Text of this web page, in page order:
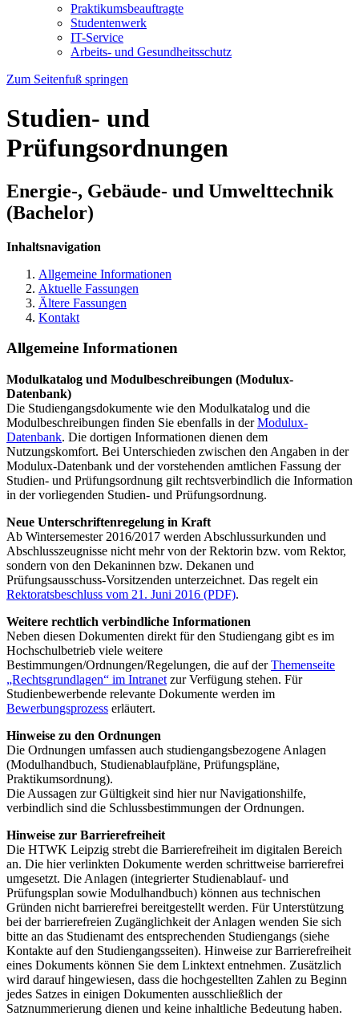
Praktikumsbeauftragte
Studentenwerk
IT-Service
Arbeits- und Gesundheitsschutz
Zum Seitenfuß springen
Studien- und
Prüfungsordnungen
Energie-, Gebäude- und Umwelttechnik
(Bachelor)
Inhaltsnavigation
Allgemeine Informationen
Aktuelle Fassungen
Ältere Fassungen
Kontakt
Allgemeine Informationen
Modulkatalog und Modulbeschreibungen (Modulux-
Datenbank)
Die Studiengangsdokumente wie den Modulkatalog und die
Modulbeschreibungen finden Sie ebenfalls in derModulux-
Datenbank. Die dortigen Informationen dienen dem
Nutzungskomfort. Bei Unterschieden zwischen den Angaben in der
Modulux-Datenbank und der vorstehenden amtlichen Fassung der
Studien- und Prüfungsordnung gilt rechtsverbindlich die Information
in der vorliegenden Studien- und Prüfungsordnung.
Neue Unterschriftenregelung in Kraft
Ab Wintersemester 2016/2017 werden Abschlussurkunden und
Abschlusszeugnisse nicht mehr von der Rektorin bzw. vom Rektor,
sondern von den Dekaninnen bzw. Dekanen und
Prüfungsausschuss-Vorsitzenden unterzeichnet. Das regelt ein
Rektoratsbeschluss vom 21. Juni 2016 (PDF).
Weitere rechtlich verbindliche Informationen
Neben diesen Dokumenten direkt für den Studiengang gibt es im
Hochschulbetrieb viele weitere
Bestimmungen/Ordnungen/Regelungen, die auf derThemenseite
„Rechtsgrundlagen“ im Intranet zur Verfügung stehen. Für
Studienbewerbende relevante Dokumente werden im
Bewerbungsprozess erläutert.
Hinweise zu den Ordnungen
Die Ordnungen umfassen auch studiengangsbezogene Anlagen
(Modulhandbuch, Studienablaufpläne, Prüfungspläne,
Praktikumsordnung).
Die Aussagen zur Gültigkeit sind hier nur Navigationshilfe,
verbindlich sind die Schlussbestimmungen der Ordnungen.
Hinweise zur Barrierefreiheit
Die HTWK Leipzig strebt die Barrierefreiheit im digitalen Bereich
an. Die hier verlinkten Dokumente werden schrittweise barrierefrei
umgesetzt. Die Anlagen (integrierter Studienablauf- und
Prüfungsplan sowie Modulhandbuch) können aus technischen
Gründen nicht barrierefrei bereitgestellt werden. Für Unterstützung
bei der barrierefreien Zugänglichkeit der Anlagen wenden Sie sich
bitte an das Studienamt des entsprechenden Studiengangs (siehe
Kontakte auf den Studiengangsseiten). Hinweise zur Barrierefreiheit
eines Dokuments können Sie dem Linktext entnehmen. Zusätzlich
wird darauf hingewiesen, dass die hochgestellten Zahlen zu Beginn
jedes Satzes in einigen Dokumenten ausschließlich der
Satznummerierung dienen und keine inhaltliche Bedeutung haben.